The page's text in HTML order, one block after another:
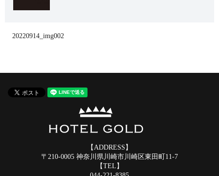
20220914_img002
【ADDRESS】
〒210-0005 神奈川県川崎市川崎区東田町11-7
【TEL】